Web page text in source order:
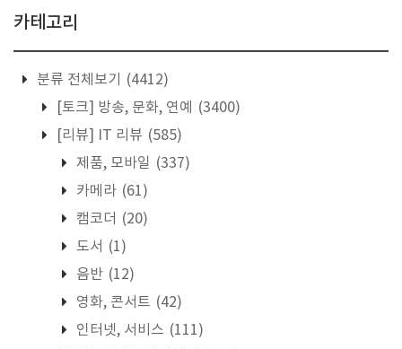
카테고리
분류 전체보기
(4412)
[토크] 방송, 문화, 연예
(3400)
[리뷰] IT 리뷰 (585)
제품, 모바일 (337)
카메라 (61)
캠코더 (20)
도서 (1)
음반 (12)
영화, 콘서트 (42)
인터넷, 서비스 (111)